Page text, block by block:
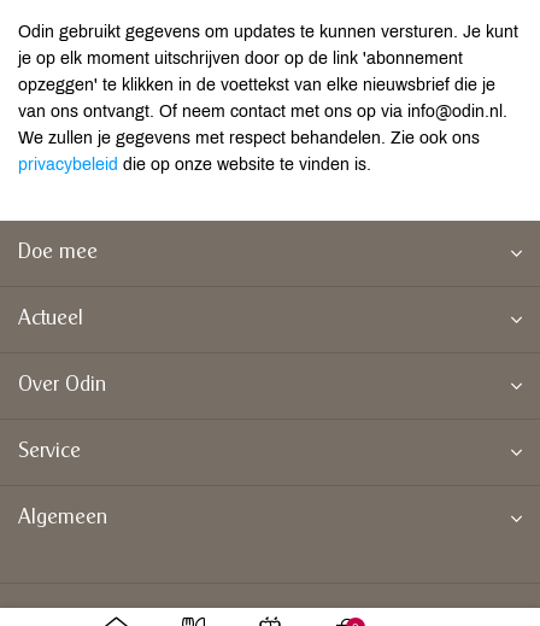
Odin gebruikt gegevens om updates te kunnen versturen. Je kunt
je op elk moment uitschrijven door op de link 'abonnement
opzeggen' te klikken in de voettekst van elke nieuwsbrief die je
van ons ontvangt. Of neem contact met ons op via info@odin.nl.
We zullen je gegevens met respect behandelen. Zie ook ons
privacybeleid die op onze website te vinden is.
Doe mee
Actueel
Over Odin
Service
Algemeen